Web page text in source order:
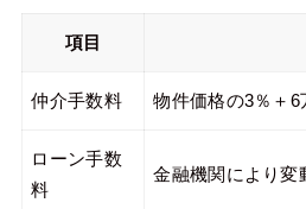
項目
仲介手数料 物件価格の3％＋
ローン手数
料
金融機関により変